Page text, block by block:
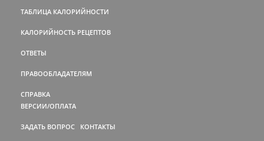
ТАБЛИЦА КАЛОРИЙНОСТИ
КАЛОРИЙНОСТЬ РЕЦЕПТОВ
ОТВЕТЫ
ПРАВООБЛАДАТЕЛЯМ
СПРАВКА
ВЕРСИИ/ОПЛАТА
ЗАДАТЬ ВОПРОС КОНТАКТЫ